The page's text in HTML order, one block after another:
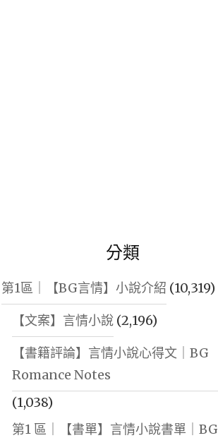
分類
第1區｜【BG言情】小說介紹 (10,319)
【文案】言情小說(2,196)
【書籍評論】言情小說心得文｜BG
Romance Notes
(1,038)
第1 區｜【書單】言情小說書單｜BG